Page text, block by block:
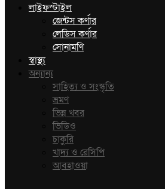
লাইফস্টাইল
জেন্টস কর্ণার
লেডিস কর্ণার
সোনামণি
স্বাস্থ্য
অন্যান্য
সাহিত্য ও সংস্কৃতি
ভ্রমণ
ভিন্ন খবর
ভিডিও
চাকুরি
খাদ্য ও রেসিপি
আবহাওয়া